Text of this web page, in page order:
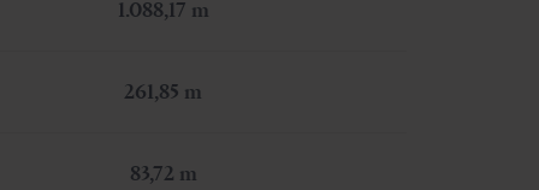
1.088,17 m
261,85 m
83,72 m